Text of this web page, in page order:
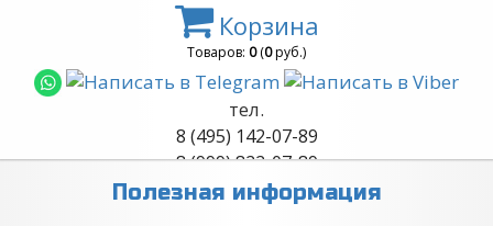
Корзина
Товаров: 0(0руб.)
тел.
8 (495) 142-07-89
8 (999) 822-07-89
Обратный звонок
Полезная информация